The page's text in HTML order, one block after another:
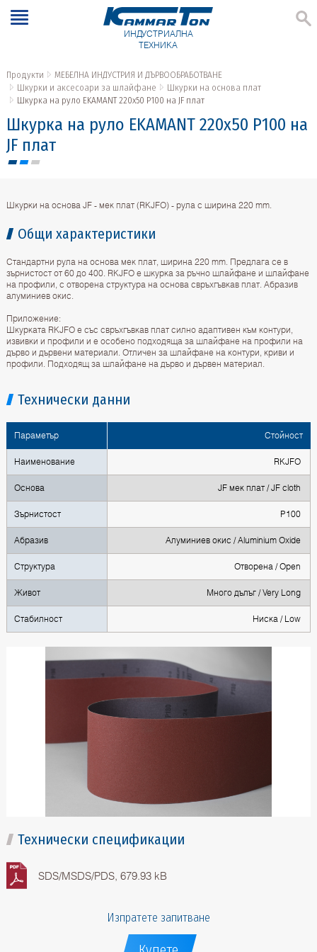
ИНДУСТРИАЛНА
ТЕХНИКА
Продукти
МЕБЕЛНА ИНДУСТРИЯ И ДЪРВООБРАБОТВАНЕ
Шкурки и аксесоари за шлайфане
Шкурки на основа плат
Шкурка на руло EKAMANT 220х50 P100 на JF плат
Шкурка на руло EKAMANT 220х50 P100 на
JF плат
Шкурки на основа JF - мек плат (RKJFO) - рула с ширина 220 mm.
Общи характеристики
Стандартни рула на основа мек плат, ширина 220 mm. Предлага се в
зърнистост от 60 до 400. RKJFO e шкурка за ръчно шлайфане и шлайфане
на профили, с отворена структура на основа свръхгъвкав плат. Абразив
алуминиев окис.
Приложение:
Шкурката RKJFO е със свръхгъвкав плат силно адаптивен към контури,
извивки и профили и е особено подходяща за шлайфане на профили на
дърво и дървени материали. Отличен за шлайфане на контури, криви и
профили. Подходящ за шлайфане на дърво и дървен материал.
Технически данни
Параметър Стойност
Наименование RKJFO
Основа JF мек плат / JF cloth
Зърнистост P100
Абразив Алуминиев окис / Aluminium Oxide
Структура Отворена / Open
Живот Много дълъг / Very Long
Стабилност Ниска / Low
Технически спецификации
SDS/MSDS/PDS, 679.93 kB
Изпратете запитване